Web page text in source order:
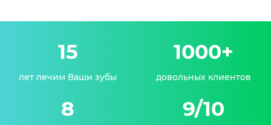
15
лет лечим Ваши зубы
1000+
довольных клиентов
8 9/10